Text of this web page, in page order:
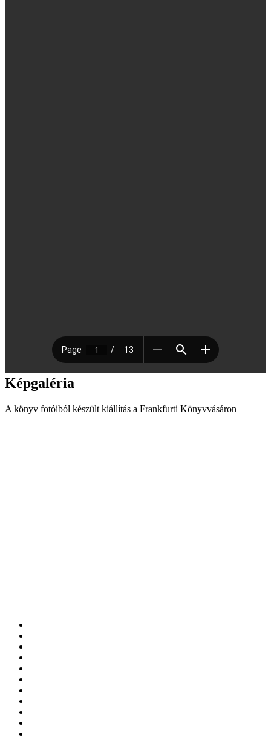
Képgaléria
A könyv fotóiból készült kiállítás a Frankfurti Könyvvásáron